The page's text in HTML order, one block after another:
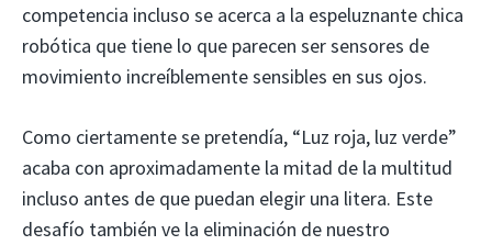
competencia incluso se acerca a la espeluznante chica
robótica que tiene lo que parecen ser sensores de
movimiento increíblemente sensibles en sus ojos.
Como ciertamente se pretendía, “Luz roja, luz verde”
acaba con aproximadamente la mitad de la multitud
incluso antes de que puedan elegir una litera. Este
desafío también ve la eliminación de nuestro